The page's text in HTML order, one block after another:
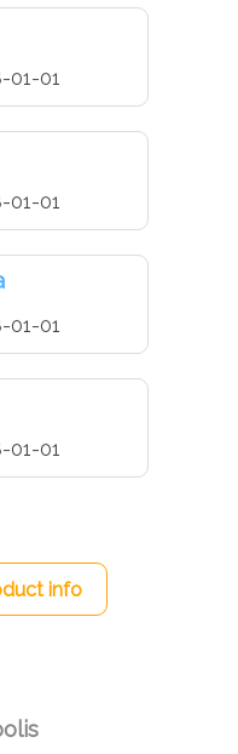
01-01
01-01
01-01
01-01
info